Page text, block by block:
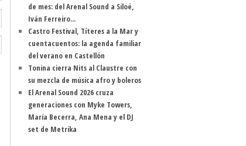
de mes: del Arenal Sound a Siloé,
Iván Ferreiro...
Castro Festival, Títeres a la Mar y
cuentacuentos: la agenda familiar
del verano en Castellón
Tonina cierra Nits al Claustre con
su mezcla de música afro y boleros
El Arenal Sound 2026 cruza
generaciones con Myke Towers,
María Becerra, Ana Mena y el DJ
set de Metrika